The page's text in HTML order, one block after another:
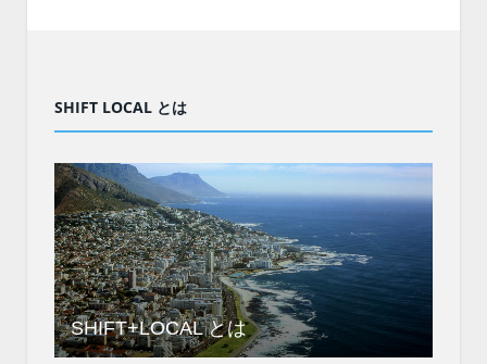
SHIFT LOCAL とは
SHIFT+LOCAL とは